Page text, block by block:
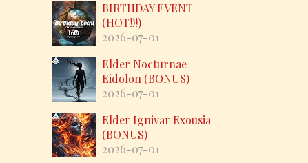
BIRTHDAY EVENT
(HOT!!!)
2026-07-01
Elder Nocturnae
Eidolon (BONUS)
2026-07-01
Elder Ignivar Exousia
(BONUS)
2026-07-01